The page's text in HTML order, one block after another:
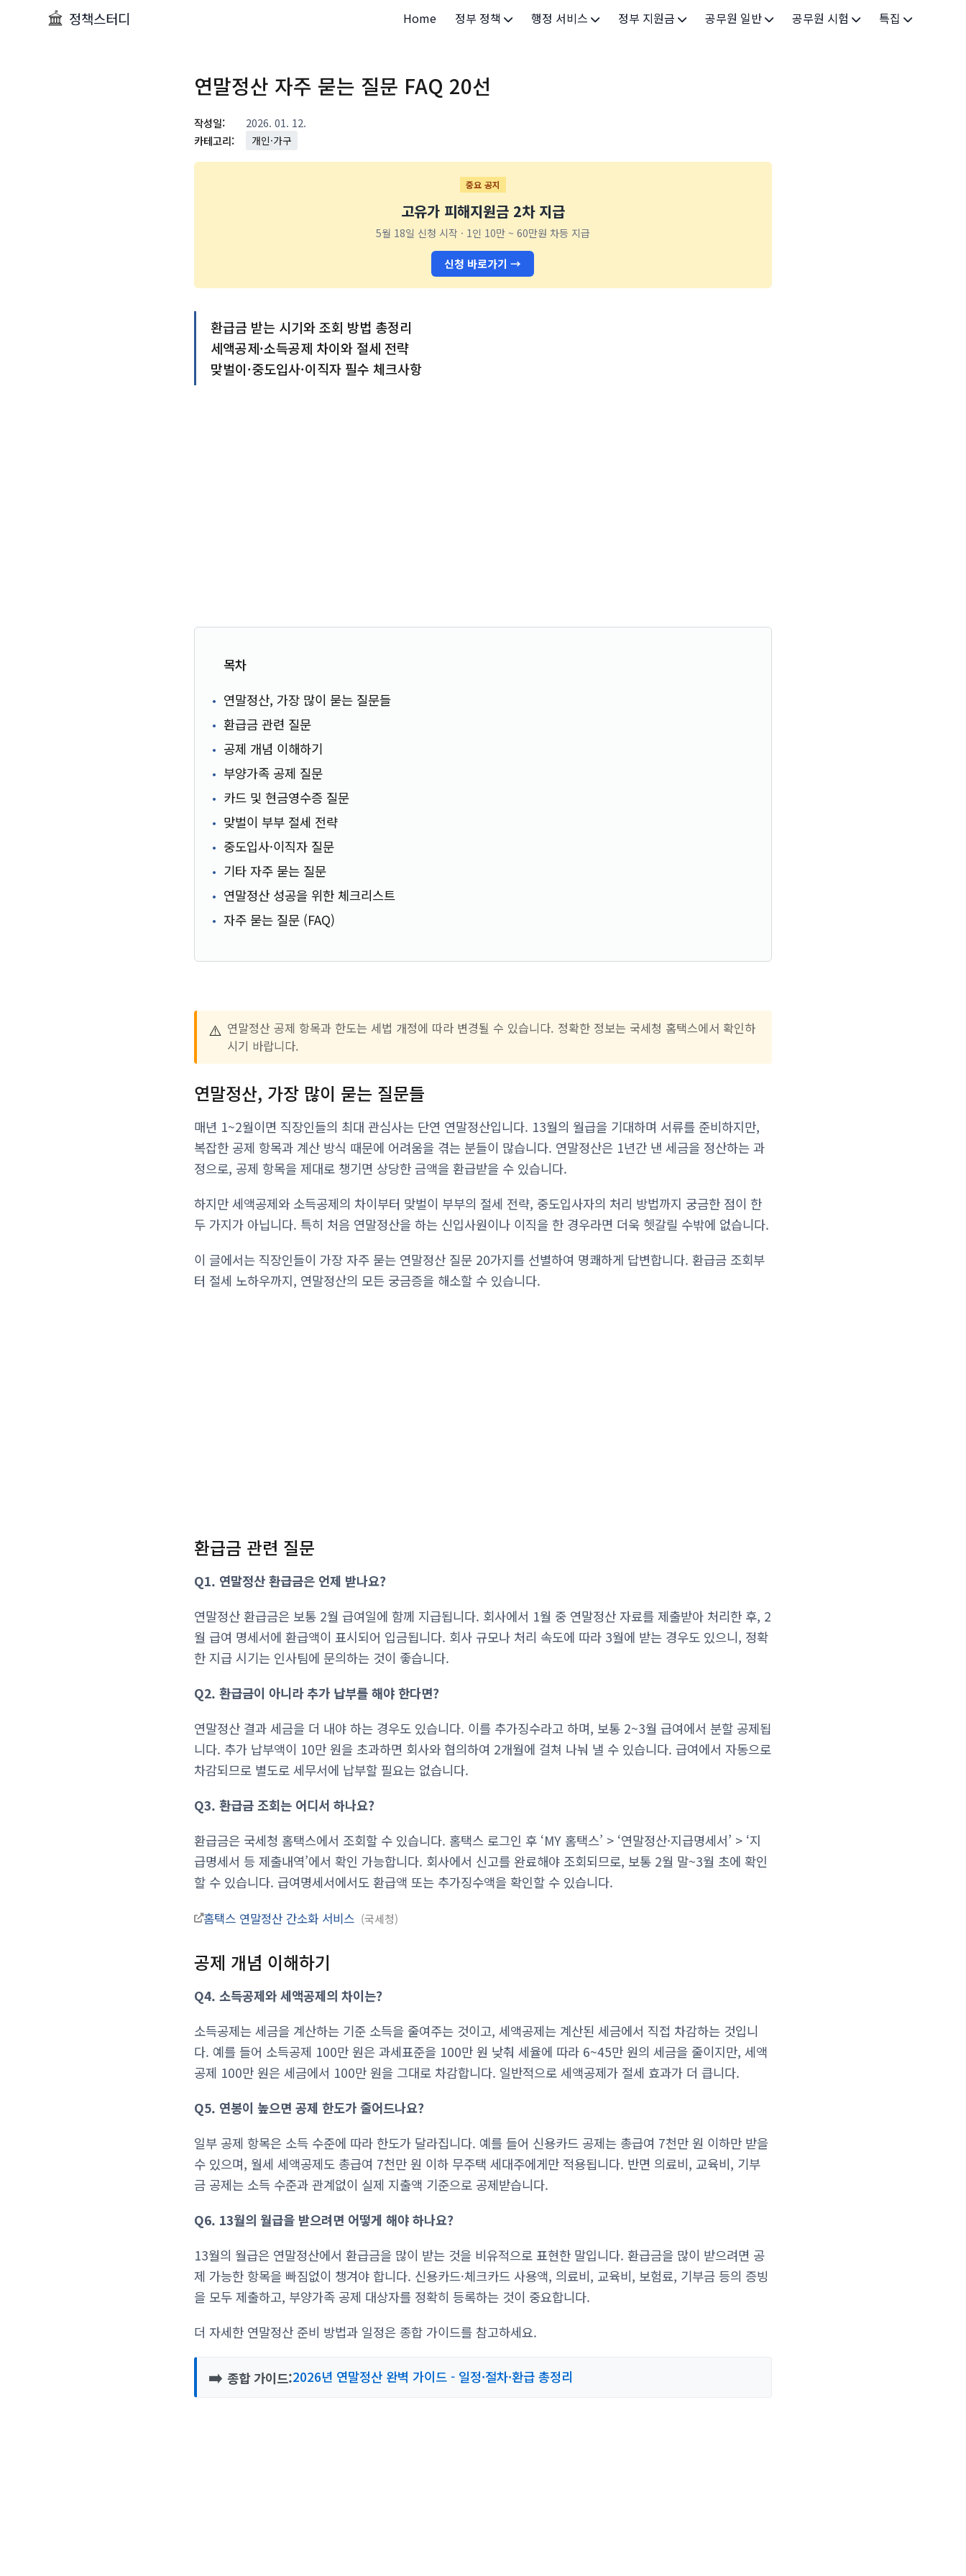
정책스터디 Home 정부 정책
정부 정책
행정 서비스
세무/납부
기타 서비스
정부 지원금 공무원 일반 공무원 시험 특집
연말정산 자주 묻는 질문 FAQ 20선
작성일:
2026. 01. 12.
카테고리:
개인·가구
중요 공지
고유가 피해지원금 2차 지급
5월 18일 신청 시작 · 1인 10만 ~ 60만원 차등 지급
신청 바로가기 →
환급금 받는 시기와 조회 방법 총정리
세액공제·소득공제 차이와 절세 전략
맞벌이·중도입사·이직자 필수 체크사항
목차
연말정산, 가장 많이 묻는 질문들
환급금 관련 질문
공제 개념 이해하기
부양가족 공제 질문
카드 및 현금영수증 질문
맞벌이 부부 절세 전략
중도입사·이직자 질문
기타 자주 묻는 질문
연말정산 성공을 위한 체크리스트
자주 묻는 질문 (FAQ)
⚠️ 연말정산 공제 항목과 한도는 세법 개정에 따라 변경될 수 있습니다. 정확한 정보는 국세청 홈택스에서 확인하
시기 바랍니다.
연말정산, 가장 많이 묻는 질문들
매년 1~2월이면 직장인들의 최대 관심사는 단연 연말정산입니다. 13월의 월급을 기대하며 서류를 준비하지만,
복잡한 공제 항목과 계산 방식 때문에 어려움을 겪는 분들이 많습니다. 연말정산은 1년간 낸 세금을 정산하는 과
정으로, 공제 항목을 제대로 챙기면 상당한 금액을 환급받을 수 있습니다.
하지만 세액공제와 소득공제의 차이부터 맞벌이 부부의 절세 전략, 중도입사자의 처리 방법까지 궁금한 점이 한
두 가지가 아닙니다. 특히 처음 연말정산을 하는 신입사원이나 이직을 한 경우라면 더욱 헷갈릴 수밖에 없습니다.
이 글에서는 직장인들이 가장 자주 묻는 연말정산 질문 20가지를 선별하여 명쾌하게 답변합니다. 환급금 조회부
터 절세 노하우까지, 연말정산의 모든 궁금증을 해소할 수 있습니다.
환급금 관련 질문
Q1. 연말정산 환급금은 언제 받나요?
연말정산 환급금은 보통 2월 급여일에 함께 지급됩니다. 회사에서 1월 중 연말정산 자료를 제출받아 처리한 후, 2
월 급여 명세서에 환급액이 표시되어 입금됩니다. 회사 규모나 처리 속도에 따라 3월에 받는 경우도 있으니, 정확
한 지급 시기는 인사팀에 문의하는 것이 좋습니다.
Q2. 환급금이 아니라 추가 납부를 해야 한다면?
연말정산 결과 세금을 더 내야 하는 경우도 있습니다. 이를 추가징수라고 하며, 보통 2~3월 급여에서 분할 공제됩
니다. 추가 납부액이 10만 원을 초과하면 회사와 협의하여 2개월에 걸쳐 나눠 낼 수 있습니다. 급여에서 자동으로
차감되므로 별도로 세무서에 납부할 필요는 없습니다.
Q3. 환급금 조회는 어디서 하나요?
환급금은 국세청 홈택스에서 조회할 수 있습니다. 홈택스 로그인 후 ‘MY 홈택스’ > ‘연말정산·지급명세서’ > ‘지
급명세서 등 제출내역’에서 확인 가능합니다. 회사에서 신고를 완료해야 조회되므로, 보통 2월 말~3월 초에 확인
할 수 있습니다. 급여명세서에서도 환급액 또는 추가징수액을 확인할 수 있습니다.
홈택스 연말정산 간소화 서비스 국세청
공제 개념 이해하기
Q4. 소득공제와 세액공제의 차이는?
소득공제는 세금을 계산하는 기준 소득을 줄여주는 것이고, 세액공제는 계산된 세금에서 직접 차감하는 것입니
다. 예를 들어 소득공제 100만 원은 과세표준을 100만 원 낮춰 세율에 따라 6~45만 원의 세금을 줄이지만, 세액
공제 100만 원은 세금에서 100만 원을 그대로 차감합니다. 일반적으로 세액공제가 절세 효과가 더 큽니다.
Q5. 연봉이 높으면 공제 한도가 줄어드나요?
일부 공제 항목은 소득 수준에 따라 한도가 달라집니다. 예를 들어 신용카드 공제는 총급여 7천만 원 이하만 받을
수 있으며, 월세 세액공제도 총급여 7천만 원 이하 무주택 세대주에게만 적용됩니다. 반면 의료비, 교육비, 기부
금 공제는 소득 수준과 관계없이 실제 지출액 기준으로 공제받습니다.
Q6. 13월의 월급을 받으려면 어떻게 해야 하나요?
13월의 월급은 연말정산에서 환급금을 많이 받는 것을 비유적으로 표현한 말입니다. 환급금을 많이 받으려면 공
제 가능한 항목을 빠짐없이 챙겨야 합니다. 신용카드·체크카드 사용액, 의료비, 교육비, 보험료, 기부금 등의 증빙
을 모두 제출하고, 부양가족 공제 대상자를 정확히 등록하는 것이 중요합니다.
더 자세한 연말정산 준비 방법과 일정은 종합 가이드를 참고하세요.
➡️ 종합 가이드:2026년 연말정산 완벽 가이드 - 일정·절차·환급 총정리